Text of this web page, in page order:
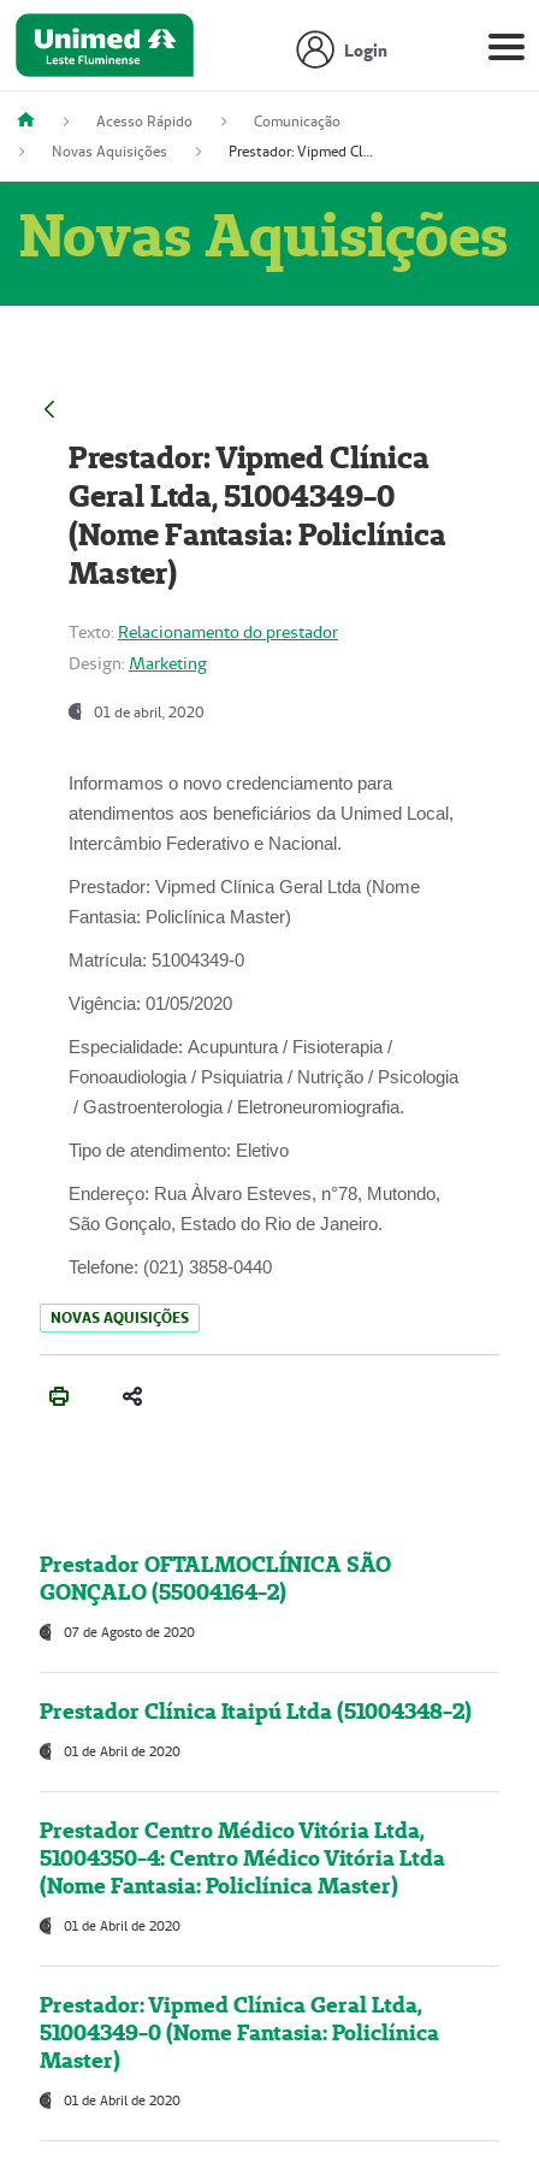
Login
Acesso Rápido
Comunicação
Novas Aquisições
Prestador: Vipmed Clínica Geral Ltda, 51004349-0 (Nome Fantasia: Policlínica Master)
Novas Aquisições
Prestador: Vipmed Clínica
Geral Ltda, 51004349-0
(Nome Fantasia: Policlínica
Master)
Texto: Relacionamento do prestador
Design: Marketing
01 de abril, 2020
Informamos o novo credenciamento para
atendimentos aos beneficiários da Unimed Local,
Intercâmbio Federativo e Nacional.
Prestador: Vipmed Clínica Geral Ltda (Nome
Fantasia: Policlínica Master)
Matrícula: 51004349-0
Vigência: 01/05/2020
Especialidade: Acupuntura / Fisioterapia /
Fonoaudiologia / Psiquiatria / Nutrição / Psicologia
/ Gastroenterologia / Eletroneuromiografia.
Tipo de atendimento: Eletivo
Endereço: Rua Àlvaro Esteves, n°78, Mutondo,
São Gonçalo, Estado do Rio de Janeiro.
Telefone: (021) 3858-0440
NOVAS AQUISIÇÕES
Prestador OFTALMOCLÍNICA SÃO
GONÇALO (55004164-2)
07 de Agosto de 2020
Prestador Clínica Itaipú Ltda (51004348-2)
01 de Abril de 2020
Prestador Centro Médico Vitória Ltda,
51004350-4: Centro Médico Vitória Ltda
(Nome Fantasia: Policlínica Master)
01 de Abril de 2020
Prestador: Vipmed Clínica Geral Ltda,
51004349-0 (Nome Fantasia: Policlínica
Master)
01 de Abril de 2020